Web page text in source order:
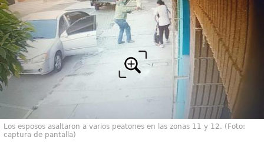
Los esposos asaltaron a varios peatones en las zonas 11 y 12. (Foto:
captura de pantalla)